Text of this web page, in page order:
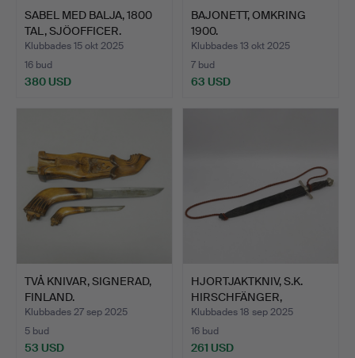
SABEL MED BALJA, 1800
TAL, SJÖOFFICER.
Klubbades 15 okt 2025
16 bud
380 USD
BAJONETT, OMKRING
1900.
Klubbades 13 okt 2025
7 bud
63 USD
TVÅ KNIVAR, SIGNERAD,
FINLAND.
Klubbades 27 sep 2025
5 bud
53 USD
HJORTJAKTKNIV, S.K.
HIRSCHFÄNGER,
SOLINGEN.
Klubbades 18 sep 2025
16 bud
261 USD